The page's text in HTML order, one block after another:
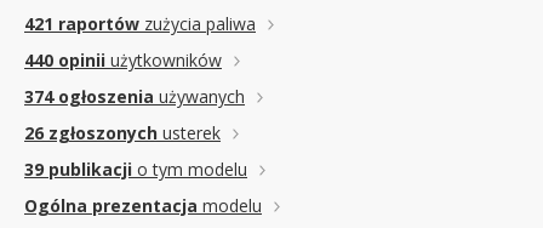
421 raportów zużycia paliwa
440 opinii użytkowników
374 ogłoszenia używanych
26 zgłoszonych usterek
39 publikacji o tym modelu
Ogólna prezentacja modelu